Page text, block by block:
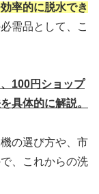
率的に脱水でき
需品として、こ
100円ショップ
具体的に解説。
の選び方や、市
、これからの洗